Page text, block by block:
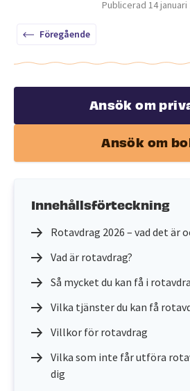
Publicerad 14 januari
Föregående
Ansök om
Ansök om
Innehållsförteckning
Rotavdrag 2026 – vad det är
Vad är rotavdrag?
Så mycket du kan få i
Vilka tjänster du kan få
Villkor för rotavdrag
Vilka som inte får utföra
dig